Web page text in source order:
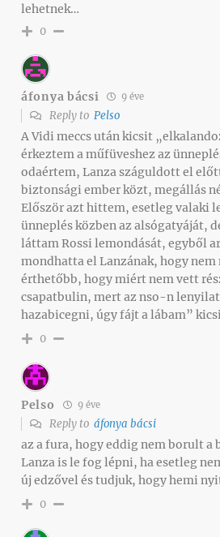
lehetnek…
0
áfonya bácsi 9 éve
Reply to Pelso
A Vidi meccs után kicsit
érkeztem a műfüveshez az
odaértem, Lanza száguldott el
biztonsági ember közt, megállás
Először azt hittem, esetleg valaki
ünneplés közben az alsógatyáját,
láttam Rossi lemondását, egyből
mondhatta el Lanzának, hogy nem
érthetőbb, hogy miért nem vett
csapatbulin, mert az nso-n
hazabicegni, úgy fájt a lábam”
0
Pelso 9 éve
Reply to áfonya bácsi
az a fura, hogy eddig nem borult
Lanza is le fog lépni, ha esetleg
új edzővel és tudjuk, hogy hemi
0